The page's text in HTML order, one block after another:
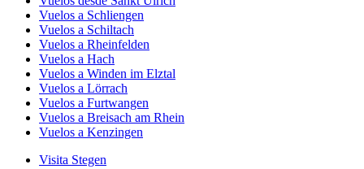
Vuelos a Schliengen
Vuelos a Schiltach
Vuelos a Rheinfelden
Vuelos a Hach
Vuelos a Winden im Elztal
Vuelos a Lörrach
Vuelos a Furtwangen
Vuelos a Breisach am Rhein
Vuelos a Kenzingen
Visita Stegen